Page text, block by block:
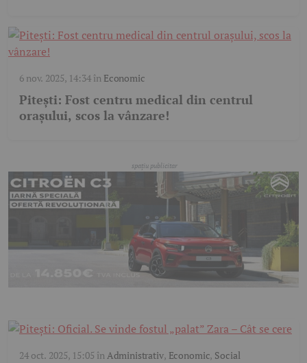
6 nov. 2025, 14:34în Economic
Pitești: Fost centru medical din centrul
orașului, scos la vânzare!
24 oct. 2025, 15:05 înAdministrativ, Economic, Social